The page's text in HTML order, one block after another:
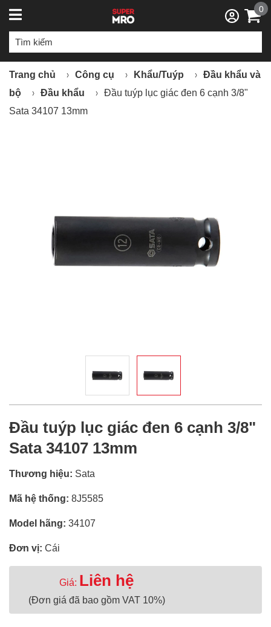
0
Trang chủ Công cụ Khẩu/Tuýp
Đầu khẩu và
bộ
Đầu khẩu
Đầu tuýp lục giác đen 6 cạnh 3/8"
Sata 34107 13mm
Đầu tuýp lục giác đen 6 cạnh 3/8"
Sata 34107 13mm
Thương hiệu: Sata
Mã hệ thống: 8J5585
Model hãng: 34107
Đơn vị: Cái
Giá: Liên hệ
(Đơn giá đã bao gồm VAT 10%)